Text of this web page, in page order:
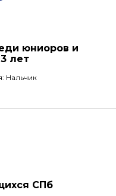
юниоров и
лет
Нальчик
СПб